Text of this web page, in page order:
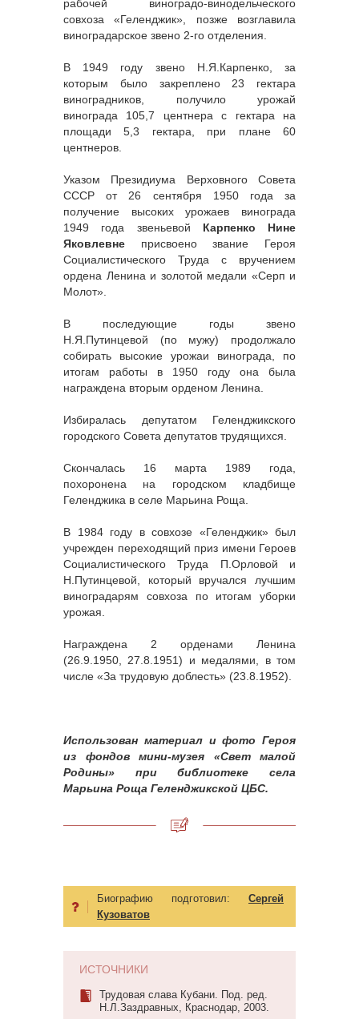
рабочей виноградо-винодельческого
совхоза «Геленджик», позже возглавила
виноградарское звено 2-го отделения.
В 1949 году звено Н.Я.Карпенко, за
которым было закреплено 23 гектара
виноградников, получило урожай
винограда 105,7 центнера с гектара на
площади 5,3 гектара, при плане 60
центнеров.
Указом Президиума Верховного Совета
СССР от 26 сентября 1950 года за
получение высоких урожаев винограда
1949 года звеньевой Карпенко Нине
Яковлевне присвоено звание Героя
Социалистического Труда с вручением
ордена Ленина и золотой медали «Серп и
Молот».
В последующие годы звено
Н.Я.Путинцевой (по мужу) продолжало
собирать высокие урожаи винограда, по
итогам работы в 1950 году она была
награждена вторым орденом Ленина.
Избиралась депутатом Геленджикского
городского Совета депутатов трудящихся.
Скончалась 16 марта 1989 года,
похоронена на городском кладбище
Геленджика в селе Марьина Роща.
В 1984 году в совхозе «Геленджик» был
учрежден переходящий приз имени Героев
Социалистического Труда П.Орловой и
Н.Путинцевой, который вручался лучшим
виноградарям совхоза по итогам уборки
урожая.
Награждена 2 орденами Ленина
(26.9.1950, 27.8.1951) и медалями, в том
числе «За трудовую доблесть» (23.8.1952).
Использован материал и фото Героя
из фондов мини-музея «Свет малой
Родины» при библиотеке села
Марьина Роща Геленджикской ЦБС.
Биографию подготовил: Сергей
Кузоватов
ИСТОЧНИКИ
Трудовая слава Кубани. Под. ред.
Н.Л.Заздравных, Краснодар, 2003.